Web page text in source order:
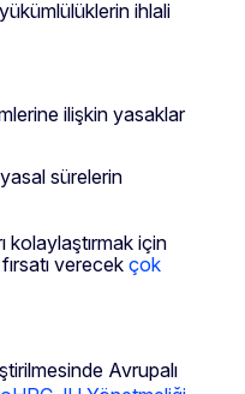
ihlali
ilişkin yasaklar
yasal sürelerin
kolaylaştırmak için
verecek çok
Avrupalı